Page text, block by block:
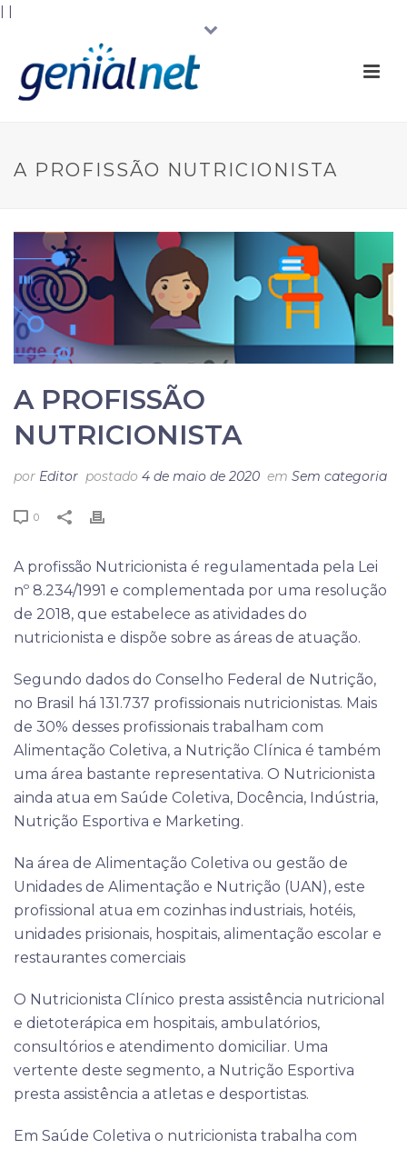
| |
A PROFISSÃO NUTRICIONISTA
A PROFISSÃO
NUTRICIONISTA
por Editor postado 4 de maio de 2020 em Sem categoria
0
A profissão Nutricionista é regulamentada pela Lei
nº 8.234/1991 e complementada por uma resolução
de 2018, que estabelece as atividades do
nutricionista e dispõe sobre as áreas de atuação.
Segundo dados do Conselho Federal de Nutrição,
no Brasil há 131.737 profissionais nutricionistas. Mais
de 30% desses profissionais trabalham com
Alimentação Coletiva, a Nutrição Clínica é também
uma área bastante representativa. O Nutricionista
ainda atua em Saúde Coletiva, Docência, Indústria,
Nutrição Esportiva e Marketing.
Na área de Alimentação Coletiva ou gestão de
Unidades de Alimentação e Nutrição (UAN), este
profissional atua em cozinhas industriais, hotéis,
unidades prisionais, hospitais, alimentação escolar e
restaurantes comerciais
O Nutricionista Clínico presta assistência nutricional
e dietoterápica em hospitais, ambulatórios,
consultórios e atendimento domiciliar. Uma
vertente deste segmento, a Nutrição Esportiva
presta assistência a atletas e desportistas.
Em Saúde Coletiva o nutricionista trabalha com